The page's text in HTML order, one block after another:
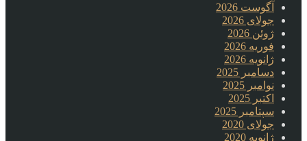
آگوست 2026
جولای 2026
ژوئن 2026
فوریه 2026
ژانویه 2026
دسامبر 2025
نوامبر 2025
اکتبر 2025
سپتامبر 2025
جولای 2020
ژانویه 2020